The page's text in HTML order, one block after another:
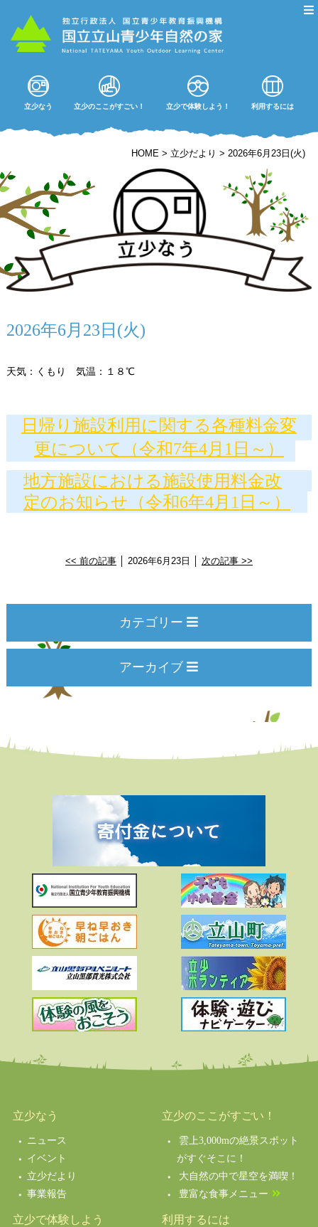
立少なう 立少のここがすごい！ 立少で体験しよう！ 利用するには
HOME > 立少だより >2026年6月23日(火)
2026年6月23日(火)
天気：くもり 気温：１８℃
日帰り施設利用に関する各種料金変
更について（令和7年4月1日～）
地方施設における施設使用料金改
定のお知らせ（令和6年4月1日～）
<< 前の記事│ 2026年6月23日 │ 次の記事 >>
カテゴリー
アーカイブ
立少なう
ニュース
イベント
立少だより
事業報告
立少のここがすごい！
雲上3,000mの絶景スポット
がすぐそこに！
大自然の中で星空を満喫！
豊富な食事メニュー
立少で体験しよう 利用するには